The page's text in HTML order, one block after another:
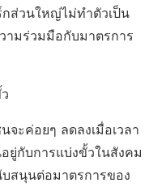
ส่วนใหญ่ไม่ทำตัวเป็น
ามร่วมมือกับมาตรการ
ะค่อยๆ ลดลงเมื่อเวลา
ยู่กับการแบ่งขั้วในสังคม
สนุนต่อมาตรการของ